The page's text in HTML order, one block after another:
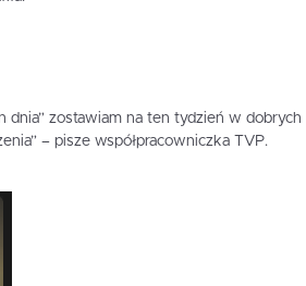
dnia” zostawiam na ten tydzień w dobrych
– pisze współpracowniczka TVP.